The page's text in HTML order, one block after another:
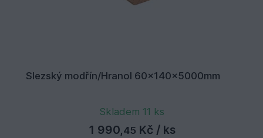
Slezský modřín/Hranol 60x140x5000mm
Skladem 11 ks
1 990,45 Kč / ks